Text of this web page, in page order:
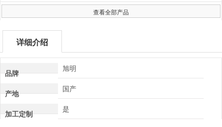
查看全部产品
详细介绍
品牌 旭明
产地 国产
加工定制 是